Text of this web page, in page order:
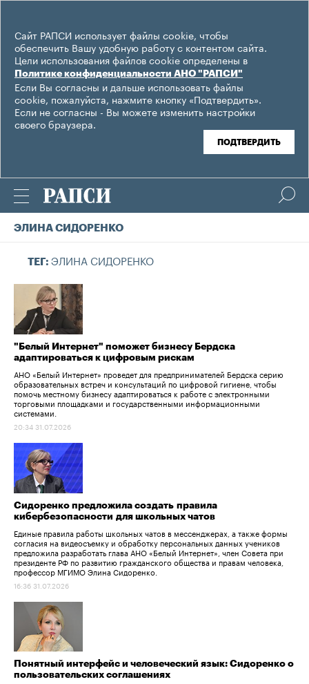
Сайт РАПСИ использует файлы cookie, чтобы
обеспечить Вашу удобную работу с контентом сайта.
Цели использования файлов cookie определены в
Политике конфиденциальности АНО "РАПСИ"
Если Вы согласны и дальше использовать файлы
cookie, пожалуйста, нажмите кнопку «Подтвердить».
Если не согласны - Вы можете изменить настройки
своего браузера.
ПОДТВЕРДИТЬ
ЭЛИНА СИДОРЕНКО
ТЕГ: ЭЛИНА СИДОРЕНКО
"Белый Интернет" поможет бизнесу Бердска
адаптироваться к цифровым рискам
АНО «Белый Интернет» проведет для предпринимателей Бердска серию
образовательных встреч и консультаций по цифровой гигиене, чтобы
помочь местному бизнесу адаптироваться к работе с электронными
торговыми площадками и государственными информационными
системами.
20:34 31.07.2026
Сидоренко предложила создать правила
кибербезопасности для школьных чатов
Единые правила работы школьных чатов в мессенджерах, а также формы
согласия на видеосъемку и обработку персональных данных учеников
предложила разработать глава АНО «Белый Интернет», член Совета при
президенте РФ по развитию гражданского общества и правам человека,
профессор МГИМО Элина Сидоренко.
16:36 31.07.2026
Понятный интерфейс и человеческий язык: Сидоренко о
пользовательских соглашениях